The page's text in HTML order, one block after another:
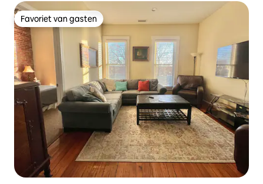
Favoriet van gasten
Favoriet van gasten